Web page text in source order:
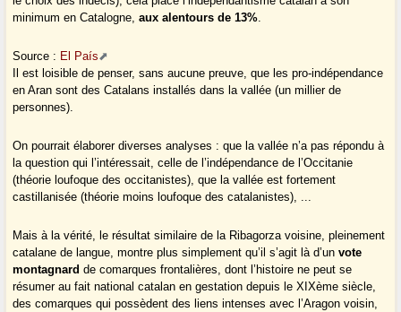
minimum en Catalogne,aux alentours de 13%.
Source : El País
Il est loisible de penser, sans aucune preuve, que les pro-indépendance
en Aran sont des Catalans installés dans la vallée (un millier de
personnes).
On pourrait élaborer diverses analyses : que la vallée n’a pas répondu à
la question qui l’intéressait, celle de l’indépendance de l’Occitanie
(théorie loufoque des occitanistes), que la vallée est fortement
castillanisée (théorie moins loufoque des catalanistes), ...
Mais à la vérité, le résultat similaire de la Ribagorza voisine, pleinement
catalane de langue, montre plus simplement qu’il s’agit là d’un vote
montagnardde comarques frontalières, dont l’histoire ne peut se
résumer au fait national catalan en gestation depuis le XIXème siècle,
des comarques qui possèdent des liens intenses avec l’Aragon voisin,